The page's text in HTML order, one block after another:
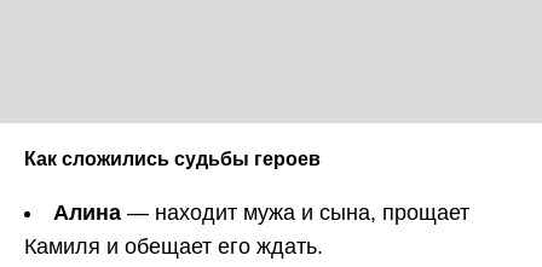
Как сложились судьбы героев
Алина — находит мужа и сына, прощает
Камиля и обещает его ждать.